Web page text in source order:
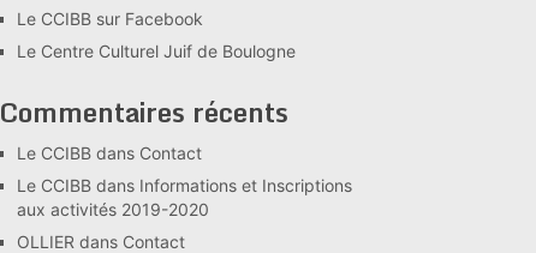
Le CCIBB sur Facebook
Le Centre Culturel Juif de Boulogne
Commentaires récents
Le CCIBB dans Contact
Le CCIBB dans Informations et Inscriptions
aux activités 2019-2020
OLLIER dans Contact